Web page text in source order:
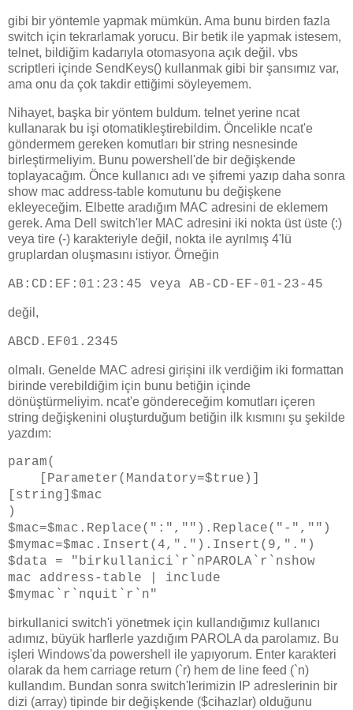
gibi bir yöntemle yapmak mümkün. Ama bunu birden fazla
switch için tekrarlamak yorucu. Bir betik ile yapmak istesem,
telnet, bildiğim kadarıyla otomasyona açık değil. vbs
scriptleri içinde SendKeys() kullanmak gibi bir şansımız var,
ama onu da çok takdir ettiğimi söyleyemem.
Nihayet, başka bir yöntem buldum. telnet yerine ncat
kullanarak bu işi otomatikleştirebildim. Öncelikle ncat'e
göndermem gereken komutları bir string nesnesinde
birleştirmeliyim. Bunu powershell'de bir değişkende
toplayacağım. Önce kullanıcı adı ve şifremi yazıp daha sonra
show mac address-table komutunu bu değişkene
ekleyeceğim. Elbette aradığım MAC adresini de eklemem
gerek. Ama Dell switch'ler MAC adresini iki nokta üst üste (:)
veya tire (-) karakteriyle değil, nokta ile ayrılmış 4'lü
gruplardan oluşmasını istiyor. Örneğin
AB:CD:EF:01:23:45 veya AB-CD-EF-01-23-45
değil,
ABCD.EF01.2345
olmalı. Genelde MAC adresi girişini ilk verdiğim iki formattan
birinde verebildiğim için bunu betiğin içinde
dönüştürmeliyim. ncat'e göndereceğim komutları içeren
string değişkenini oluşturduğum betiğin ilk kısmını şu şekilde
yazdım:
param(
[Parameter(Mandatory=$true)]
[string]$mac
)
$mac=$mac.Replace(":","").Replace("-","")
$mymac=$mac.Insert(4,".").Insert(9,".")
$data = "birkullanici`r`nPAROLA`r`nshow
mac address-table | include
$mymac`r`nquit`r`n"
birkullanici switch'i yönetmek için kullandığımız kullanıcı
adımız, büyük harflerle yazdığım PAROLA da parolamız. Bu
işleri Windows'da powershell ile yapıyorum. Enter karakteri
olarak da hem carriage return (`r) hem de line feed (`n)
kullandım. Bundan sonra switch'lerimizin IP adreslerinin bir
dizi (array) tipinde bir değişkende ($cihazlar) olduğunu